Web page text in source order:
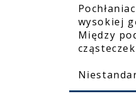
wysokiej
Między